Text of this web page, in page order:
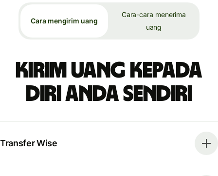
Cara mengirim uang
Cara-cara menerima
uang
Kirim uang kepada
diri Anda sendiri
Transfer Wise